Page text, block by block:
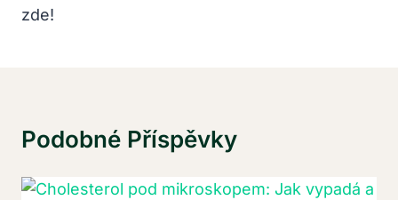
zde!
Podobné Příspěvky